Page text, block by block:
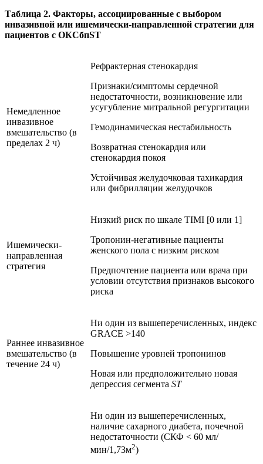
Таблица 2. Факторы, ассоциированные с выбором
инвазивной или ишемически-направленной стратегии для
пациентов с ОКСбпST
Немедленное
инвазивное
вмешательство (в
пределах 2 ч)
Рефрактерная стенокардия
Признаки/симптомы сердечной
недостаточности, возникновение или
усугубление митральной регургитации
Гемодинамическая нестабильность
Возвратная стенокардия или
стенокардия покоя
Устойчивая желудочковая тахикардия
или фибрилляции желудочков
Ишемически-
направленная
стратегия
Низкий риск по шкале TIMI [0 или 1]
Тропонин-негативные пациенты
женского пола с низким риском
Предпочтение пациента или врача при
условии отсутствия признаков высокого
риска
Раннее инвазивное
вмешательство (в
течение 24 ч)
Ни один из вышеперечисленных, индекс
GRACE >140
Повышение уровней тропонинов
Новая или предположительно новая
депрессия сегмента ST
Ни один из вышеперечисленных,
наличие сахарного диабета, почечной
недостаточности (СКФ < 60 мл/
мин/1,73м2)